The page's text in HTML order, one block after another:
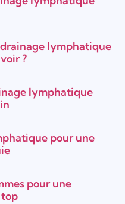
lymphatique
?
lymphatique
pour une
pour une